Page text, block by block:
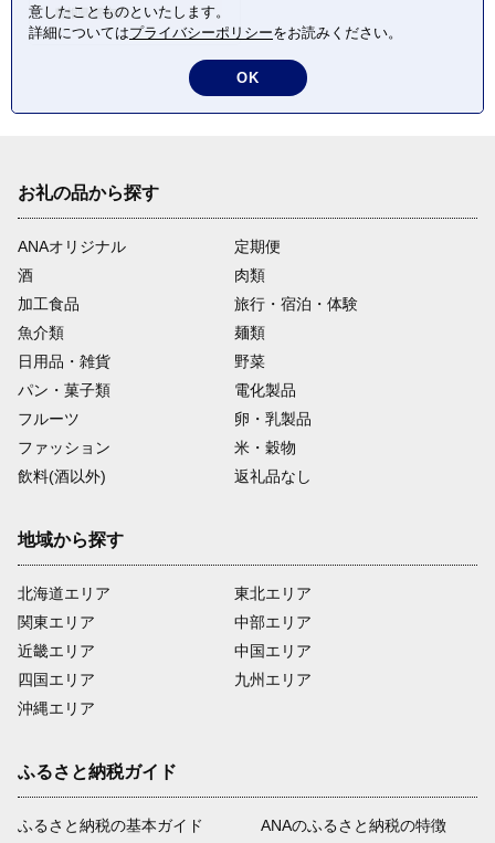
島根県 雲南市
お礼の品から探す
ANAオリジナル
定期便
酒
肉類
加工食品
旅行・宿泊・体験
魚介類
麺類
日用品・雑貨
野菜
パン・菓子類
電化製品
フルーツ
卵・乳製品
ファッション
米・穀物
飲料(酒以外)
返礼品なし
地域から探す
北海道エリア
関東エリア
近畿エリア
四国エリア
沖縄エリア
東北エリア
中部エリア
中国エリア
九州エリア
ふるさと納税ガイド
ふるさと納税の基本ガイド
ANAのふるさと納税の特徴
意したことものといたします。
詳細についてはプライバシーポリシーをお読みください。
OK